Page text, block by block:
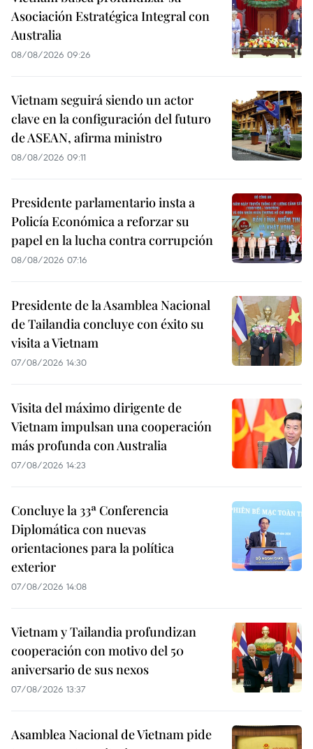
Asociación Estratégica Integral con
Australia
08/08/2026 09:26
Vietnam seguirá siendo un actor
clave en la configuración del futuro
de ASEAN, afirma ministro
08/08/2026 09:11
Presidente parlamentario insta a
Policía Económica a reforzar su
papel en la lucha contra corrupción
08/08/2026 07:16
Presidente de la Asamblea Nacional
de Tailandia concluye con éxito su
visita a Vietnam
07/08/2026 14:30
Visita del máximo dirigente de
Vietnam impulsan una cooperación
más profunda con Australia
07/08/2026 14:23
Concluye la 33ª Conferencia
Diplomática con nuevas
orientaciones para la política
exterior
07/08/2026 14:08
Vietnam y Tailandia profundizan
cooperación con motivo del 50
aniversario de sus nexos
07/08/2026 13:37
Asamblea Nacional de Vietnam pide